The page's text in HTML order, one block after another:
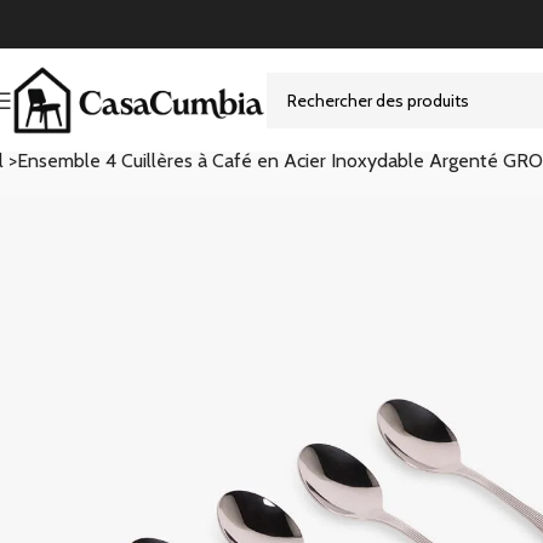
>Ensemble 4 Cuillères à Café en Acier Inoxydable Argenté